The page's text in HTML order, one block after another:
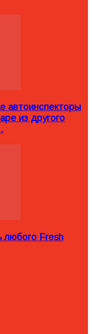
автоинспекторы
из другого
любого Fresh